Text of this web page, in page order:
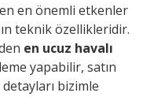
en önemli etkenler
teknik özellikleridir.
en ucuz havalı
yapabilir, satın
bizimle